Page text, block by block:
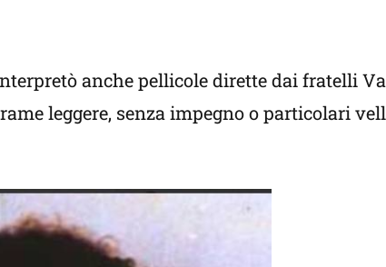
anche pellicole dirette dai fratelli
leggere, senza impegno o particolari